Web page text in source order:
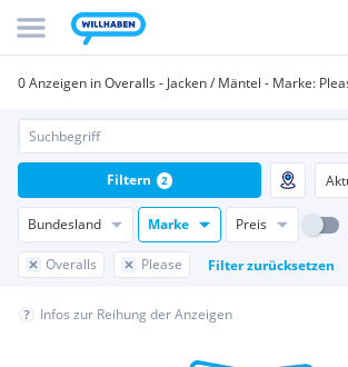
0 Anzeigen in Overalls - Jacken / Mäntel - Marke:
Bundesland Marke Preis
Overalls Please Filter zurücksetzen
Filtern 2
Infos zur Reihung der Anzeigen